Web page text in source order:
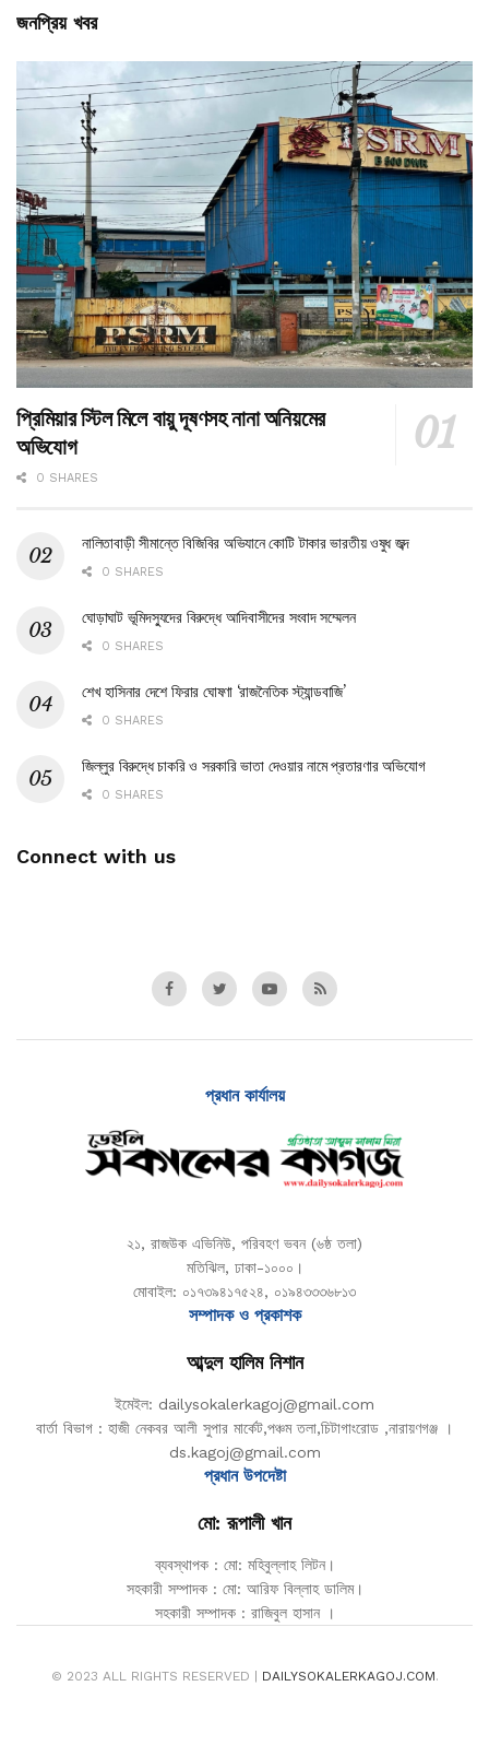
জনপ্রিয় খবর
প্রিমিয়ার স্টিল মিলে বায়ু দূষণসহ নানা অনিয়মের
অভিযোগ
0 SHARES
নালিতাবাড়ী সীমান্তে বিজিবির অভিযানে কোটি টাকার ভারতীয় ওষুধ জব্দ
0 SHARES
ঘোড়াঘাট ভূমিদস্যুদের বিরুদ্ধে আদিবাসীদের সংবাদ সম্মেলন
0 SHARES
শেখ হাসিনার দেশে ফিরার ঘোষণা ‘রাজনৈতিক স্ট্যান্ডবাজি’
0 SHARES
জিল্লুর বিরুদ্ধে চাকরি ও সরকারি ভাতা দেওয়ার নামে প্রতারণার অভিযোগ
0 SHARES
Connect with us
প্রধান কার্যালয়
২১, রাজউক এভিনিউ, পরিবহণ ভবন (৬ষ্ঠ তলা)
মতিঝিল, ঢাকা-১০০০।
মোবাইল: ০১৭৩৯৪১৭৫২৪, ০১৯৪৩৩৩৬৮১৩
সম্পাদক ও প্রকাশক
আব্দুল হালিম নিশান
ইমেইল: dailysokalerkagoj@gmail.com
বার্তা বিভাগ : হাজী নেকবর আলী সুপার মার্কেট,পঞ্চম তলা,চিটাগাংরোড ,নারায়ণগঞ্জ ।
ds.kagoj@gmail.com
প্রধান উপদেষ্টা
মো: রূপালী খান
ব্যবস্থাপক : মো: মহিবুল্লাহ লিটন।
সহকারী সম্পাদক : মো: আরিফ বিল্লাহ ডালিম।
সহকারী সম্পাদক : রাজিবুল হাসান ।
© 2023 ALL RIGHTS RESERVED | DAILYSOKALERKAGOJ.COM.